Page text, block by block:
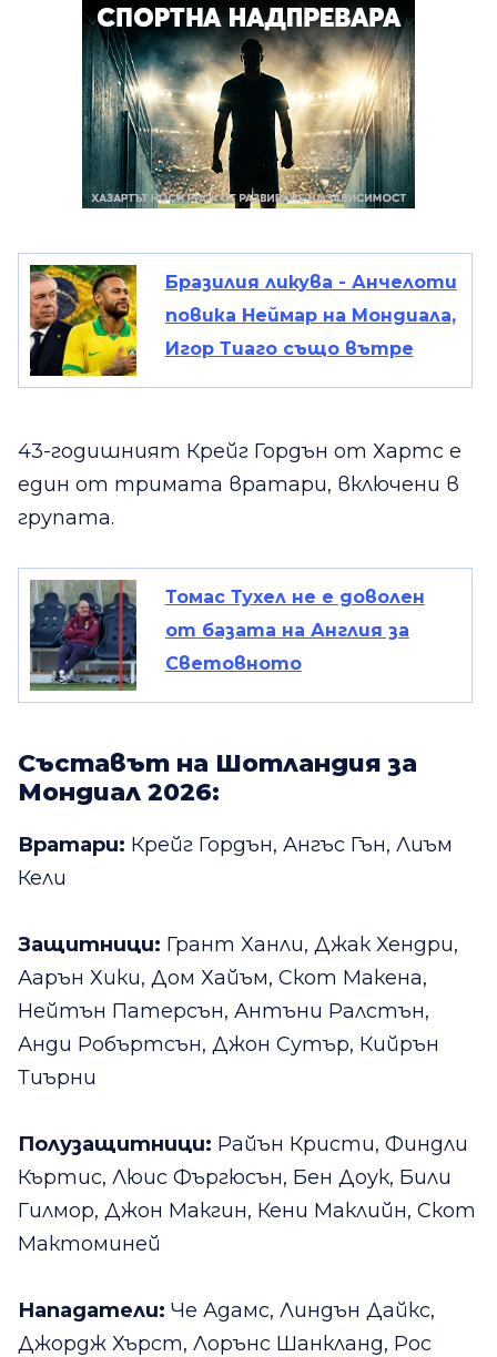
Бразилия ликува - Анчелоти
повика Неймар на Мондиала,
Игор Тиаго също вътре
43-годишният Крейг Гордън от Хартс е
един от тримата вратари, включени в
групата.
Томас Тухел не е доволен
от базата на Англия за
Световното
Съставът на Шотландия за
Мондиал 2026:
Вратари: Крейг Гордън, Ангъс Гън, Лиъм
Кели
Защитници: Грант Ханли, Джак Хендри,
Аарън Хики, Дом Хайъм, Скот Макена,
Нейтън Патерсън, Антъни Ралстън,
Анди Робъртсън, Джон Сутър, Кийрън
Тиърни
Полузащитници: Райън Кристи, Финдли
Къртис, Люис Фъргюсън, Бен Доук, Били
Гилмор, Джон Макгин, Кени Маклийн, Скот
Мактоминей
Нападатели: Че Адамс, Линдън Дайкс,
Джордж Хърст, Лорънс Шанкланд, Рос